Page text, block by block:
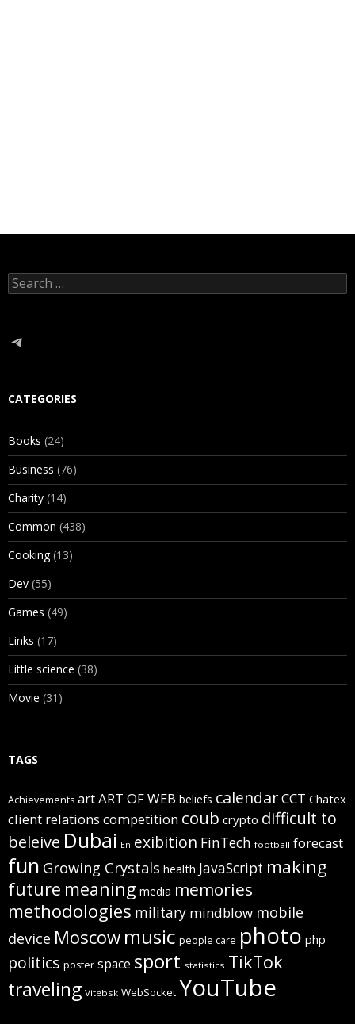
Search
for:
Telegram
CATEGORIES
Books (24)
Business (76)
Charity (14)
Common (438)
Cooking(13)
Dev (55)
Games (49)
Links (17)
Little science (38)
Movie (31)
TAGS
Achievements artART OF WEB beliefs calendarCCT Chatex
client relations competition coub crypto difficult to
beleive Dubai En exibition FinTech football forecast
fun Growing Crystals health JavaScript making
future meaning media memories
methodologies military mindblow mobile
device Moscow music people care photo php
politics poster space sport statistics TikTok
traveling Vitebsk WebSocket YouTube